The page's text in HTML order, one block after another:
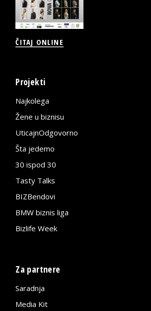
ČITAJ ONLINE
Projekti
Najkolega
Žene u biznisu
UticajnOdgovorno
Šta jedemo
30 ispod 30
Tasty Talks
BIZBendovi
BMW biznis liga
Bizlife Week
Za partnere
Saradnja
Media Kit